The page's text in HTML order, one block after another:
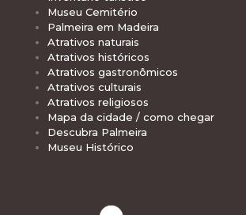
Museu Cemitério
Palmeira em Madeira
Atrativos naturais
Atrativos históricos
Atrativos gastronômicos
Atrativos culturais
Atrativos religiosos
Mapa da cidade / como chegar
Descubra Palmeira
Museu Histórico